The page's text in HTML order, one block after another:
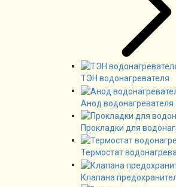
ТЭН водонагревателя
Анод водонагревателя
Прокладки для
Термостат
Клапана